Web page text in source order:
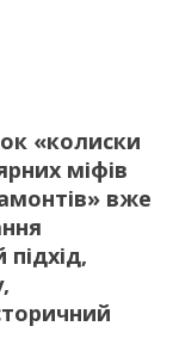
«колиски
міфів
вже